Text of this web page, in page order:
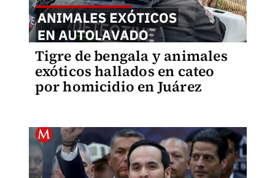
Tigre de bengala y animales
exóticos hallados en cateo
por homicidio en Juárez